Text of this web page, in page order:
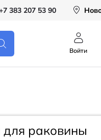
383 207 53 90
Войти
раковины